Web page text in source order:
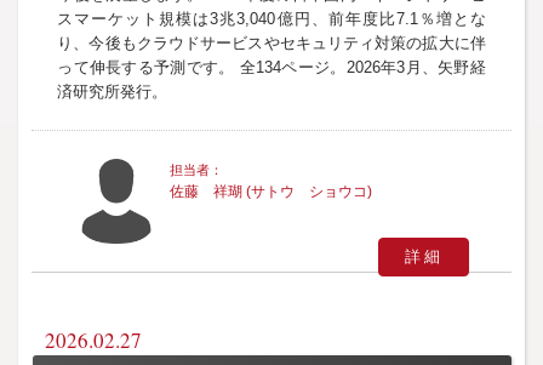
スマーケット規模は3兆3,040億円、前年度比7.1％増とな
り、今後もクラウドサービスやセキュリティ対策の拡大に伴
って伸長する予測です。 全134ページ。2026年3月、矢野経
済研究所発行。
佐藤 祥瑚 (サトウ ショウコ)
詳細
2026.02.27